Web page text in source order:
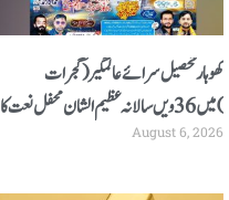
کھوہار تحصیل سرائے عالمگیر (گجرات
)میں 36 ویں سالانہ عظیم الشان محفل نعت کا
انعقاد 12 اگست کو ہوگا
August 6, 2026